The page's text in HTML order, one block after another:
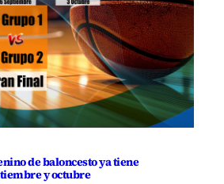
de baloncesto ya tiene
y octubre